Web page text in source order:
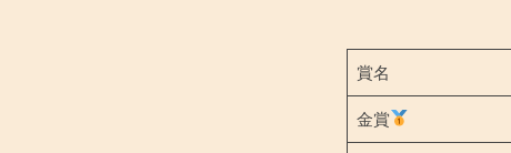
ン
ク
賞名
金賞